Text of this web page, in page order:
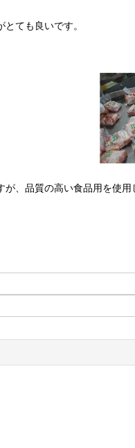
ても良いです。
、品質の高い食品用を使用